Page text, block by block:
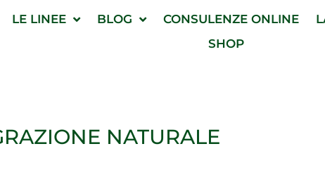
LE LINEE BLOG CONSULENZE ONLINE
SHOP
NATURALE